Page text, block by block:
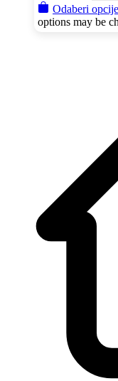
Odaberi opcije
options may be